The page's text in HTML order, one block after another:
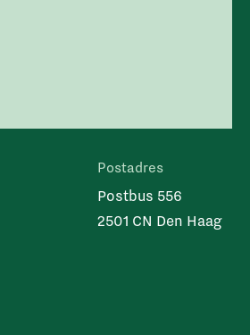
Postadres
Postbus 556
2501 CN Den Haag